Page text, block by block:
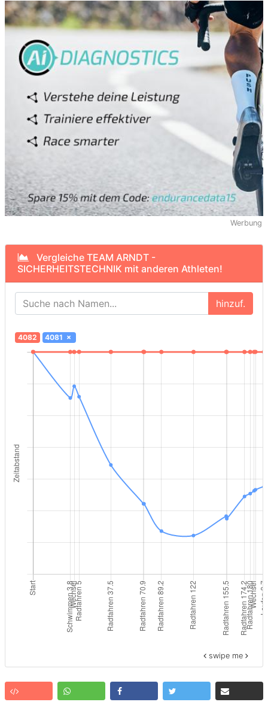
Werbung
Vergleiche TEAM ARNDT -
SICHERHEITSTECHNIK mit anderen Athleten!
hinzuf.
4082 4081 ×
swipe me